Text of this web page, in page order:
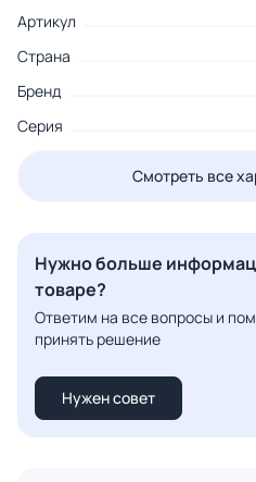
Артикул
Страна
Бренд
Серия
Смотреть все
Нужно больше
товаре?
Ответим на все вопросы и
принять решение
Нужен совет